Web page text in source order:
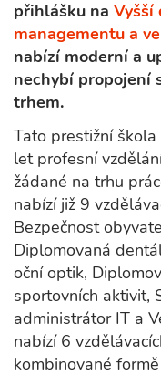
přihlášku na Vyšší
managementu a
nabízí moderní a
nechybí propojení
trhem.
Tato prestižní
let profesní
žádané na trhu
nabízí již 9
Bezpečnost
Diplomovaná
oční optik,
sportovních aktivit,
administrátor IT a
nabízí 6
kombinované